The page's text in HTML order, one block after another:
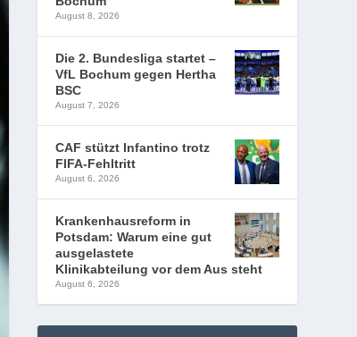
August 8, 2026
Die 2. Bundesliga startet –
VfL Bochum gegen Hertha
BSC
August 7, 2026
CAF stützt Infantino trotz
FIFA-Fehltritt
August 6, 2026
Krankenhausreform in
Potsdam: Warum eine gut
ausgelastete
Klinikabteilung vor dem Aus steht
August 6, 2026